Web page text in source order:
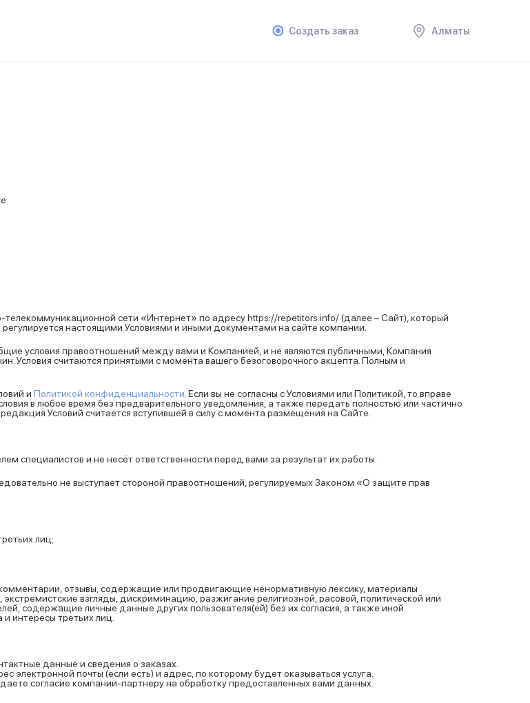
Создать заказ Алматы
сети «Интернет» по адресу https://repetitors.info/ (далее – Сайт), который
настоящими Условиями и иными документами на сайте компании.
условия правоотношений между вами и Компанией, и не являются публичными, Компания
Условия считаются принятыми с момента вашего безоговорочного акцепта. Полным и
и Политикой конфиденциальности . Если вы не согласны с Условиями или Политикой, то вправе
в любое время без предварительного уведомления, а также передать полностью или частично
Условий считается вступившей в силу с момента размещения на Сайте.
специалистов и не несёт ответственности перед вами за результат их работы.
не выступает стороной правоотношений, регулируемых Законом «О защите прав
лиц;
отзывы, содержащие или продвигающие ненормативную лексику, материалы
взгляды, дискриминацию, разжигание религиозной, расовой, политической или
содержащие личные данные других пользователя(ей) без их согласия, а также иной
интересы третьих лиц.
данные и сведения о заказах.
почты (если есть) и адрес, по которому будет оказываться услуга.
согласие компании-партнеру на обработку предоставленных вами данных.